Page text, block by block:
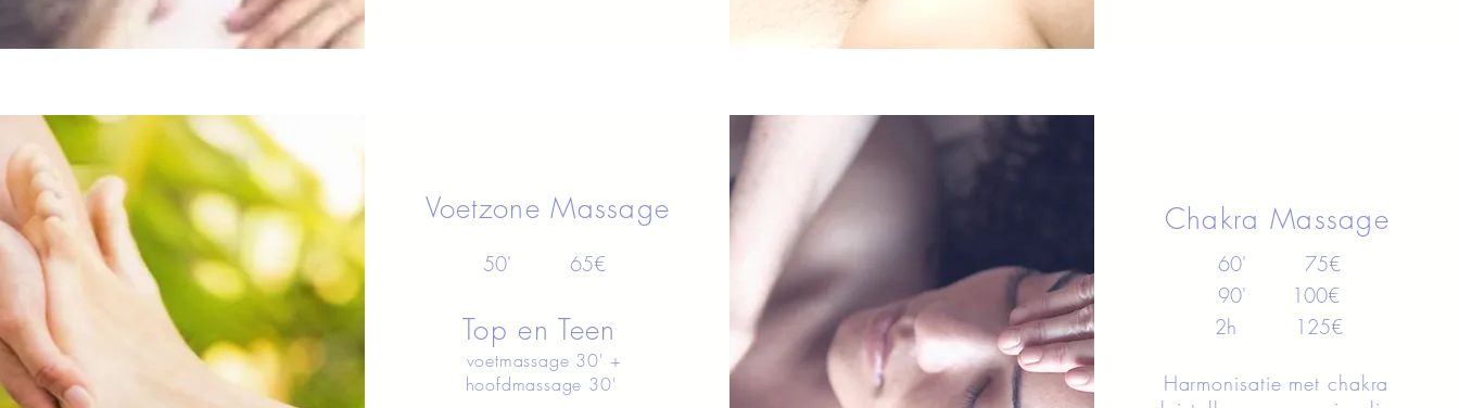
Voetzone Massage
50' 65€
Top en Teen
voetmassage 30' +
hoofdmassage 30'
Chakra Massage
60' 75€
90' 100€
2h 125€
Harmonisatie met chakra